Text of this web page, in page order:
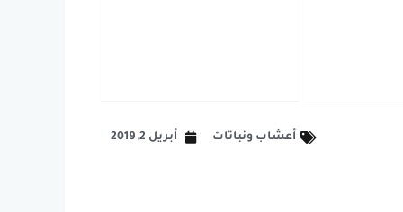
أعشاب ونباتات أبريل 2, 2019